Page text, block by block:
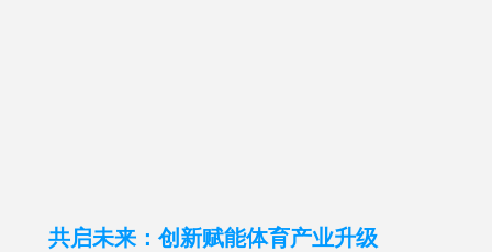
共启未来：创新赋能体育产业升级